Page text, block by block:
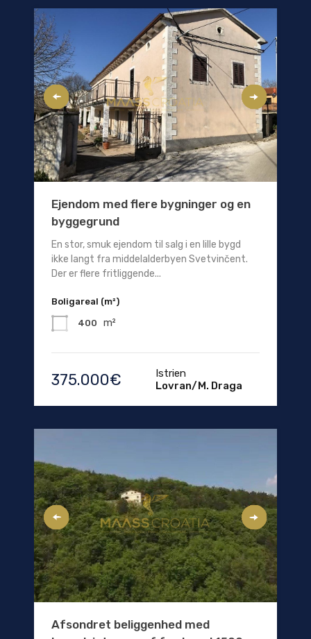
Ejendom med flere bygninger og en
byggegrund
En stor, smuk ejendom til salg i en lille bygd
ikke langt fra middelalderbyen Svetvinčent.
Der er flere fritliggende...
Boligareal (m²)
400 m²
375.000€
Istrien
Lovran/M. Draga
Afsondret beliggenhed med